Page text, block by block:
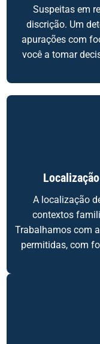
Suspeitas em
discrição. Um
apurações com
você a tomar
A localização
contextos
Trabalhamos com
permitidas, com